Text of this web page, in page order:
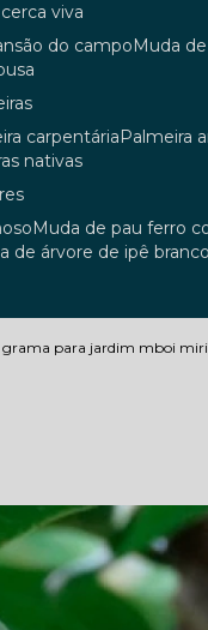
cerca viva
do campo muda
carpentária palmeira
nativas
muda de pau ferro
de árvore de ipê branco
grama para jardim mboi